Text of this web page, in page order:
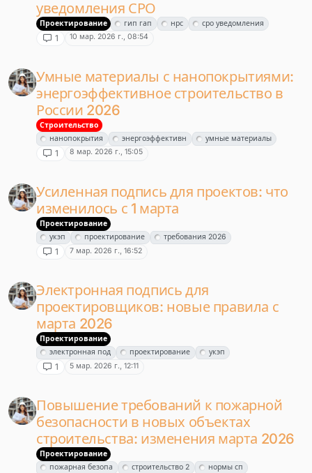
уведомления СРО
Проектирование гип гап нрс сро уведомления
1 10 мар. 2026 г., 08:54
Умные материалы с нанопокрытиями:
энергоэффективное строительство в
России 2026
Строительство
нанопокрытия
энергоэффективн умные материалы
1 8 мар. 2026 г., 15:05
Усиленная подпись для проектов: что
изменилось с 1 марта
Проектирование
укэп
проектирование требования 2026
1 7 мар. 2026 г., 16:52
Электронная подпись для
проектировщиков: новые правила с
марта 2026
Проектирование
электронная под
проектирование укэп
1 5 мар. 2026 г., 12:11
Повышение требований к пожарной
безопасности в новых объектах
строительства: изменения марта 2026
Проектирование
пожарная безопа
строительство 2 нормы сп